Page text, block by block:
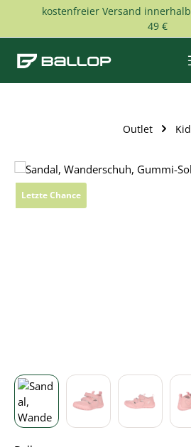
Zum Hauptinhalt springen
kostenfreier Versand
49 €
Outlet
Bildergalerie überspringen
Letzte Chance